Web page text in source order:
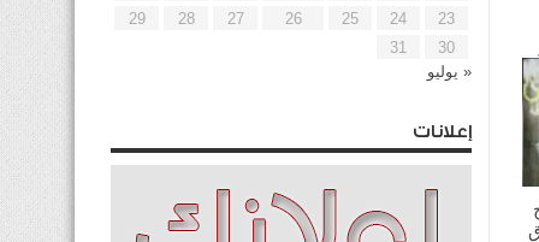
23
24
25
26
27
28
29
30
31
« يوليو
إعلانات